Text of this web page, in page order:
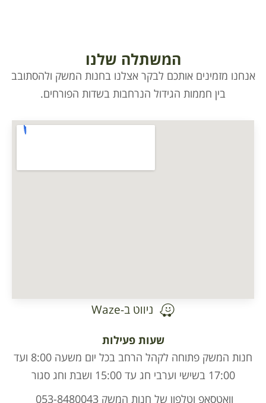
המשתלה שלנו
אנחנו מזמינים אותכם לבקר אצלנו בחנות המשק ולהסתובב
בין חממות הגידול הנרחבות בשדות הפורחים.
ניווט ב-Waze
שעות פעילות
חנות המשק פתוחה לקהל הרחב בכל יום משעה 8:00 ועד
17:00 בשישי וערבי חג עד 15:00 ושבת וחג סגור
וואטסאפ וטלפון של חנות המשק 053-8480043